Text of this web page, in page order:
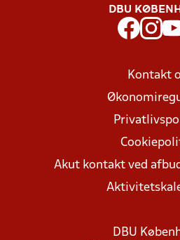
DBU
Kontakt
Akut kontakt ved
DBU